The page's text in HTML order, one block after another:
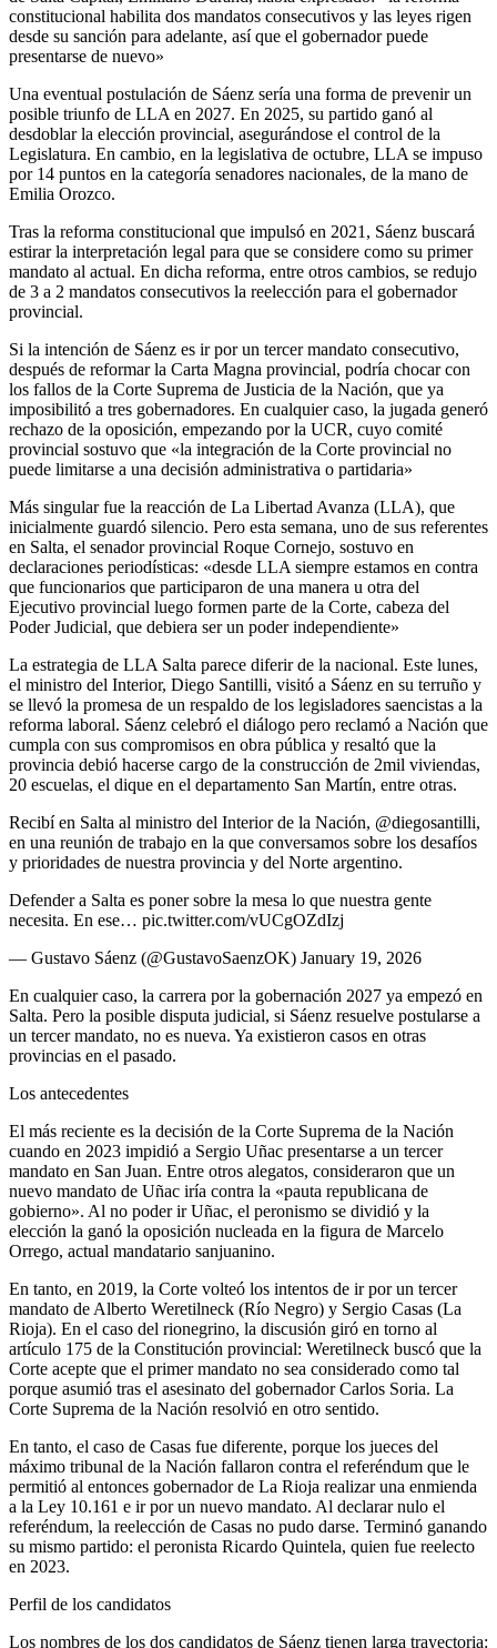
constitucional habilita dos mandatos consecutivos y las leyes rigen
desde su sanción para adelante, así que el gobernador puede
presentarse de nuevo»
Una eventual postulación de Sáenz sería una forma de prevenir un
posible triunfo de LLA en 2027. En 2025, su partido ganó al
desdoblar la elección provincial, asegurándose el control de la
Legislatura. En cambio, en la legislativa de octubre, LLA se impuso
por 14 puntos en la categoría senadores nacionales, de la mano de
Emilia Orozco.
Tras la reforma constitucional que impulsó en 2021, Sáenz buscará
estirar la interpretación legal para que se considere como su primer
mandato al actual. En dicha reforma, entre otros cambios, se redujo
de 3 a 2 mandatos consecutivos la reelección para el gobernador
provincial.
Si la intención de Sáenz es ir por un tercer mandato consecutivo,
después de reformar la Carta Magna provincial, podría chocar con
los fallos de la Corte Suprema de Justicia de la Nación, que ya
imposibilitó a tres gobernadores. En cualquier caso, la jugada generó
rechazo de la oposición, empezando por la UCR, cuyo comité
provincial sostuvo que «la integración de la Corte provincial no
puede limitarse a una decisión administrativa o partidaria»
Más singular fue la reacción de La Libertad Avanza (LLA), que
inicialmente guardó silencio. Pero esta semana, uno de sus referentes
en Salta, el senador provincial Roque Cornejo, sostuvo en
declaraciones periodísticas: «desde LLA siempre estamos en contra
que funcionarios que participaron de una manera u otra del
Ejecutivo provincial luego formen parte de la Corte, cabeza del
Poder Judicial, que debiera ser un poder independiente»
La estrategia de LLA Salta parece diferir de la nacional. Este lunes,
el ministro del Interior, Diego Santilli, visitó a Sáenz en su terruño y
se llevó la promesa de un respaldo de los legisladores saencistas a la
reforma laboral. Sáenz celebró el diálogo pero reclamó a Nación que
cumpla con sus compromisos en obra pública y resaltó que la
provincia debió hacerse cargo de la construcción de 2mil viviendas,
20 escuelas, el dique en el departamento San Martín, entre otras.
Recibí en Salta al ministro del Interior de la Nación, @diegosantilli,
en una reunión de trabajo en la que conversamos sobre los desafíos
y prioridades de nuestra provincia y del Norte argentino.
Defender a Salta es poner sobre la mesa lo que nuestra gente
necesita. En ese… pic.twitter.com/vUCgOZdIzj
— Gustavo Sáenz (@GustavoSaenzOK) January 19, 2026
En cualquier caso, la carrera por la gobernación 2027 ya empezó en
Salta. Pero la posible disputa judicial, si Sáenz resuelve postularse a
un tercer mandato, no es nueva. Ya existieron casos en otras
provincias en el pasado.
Los antecedentes
El más reciente es la decisión de la Corte Suprema de la Nación
cuando en 2023 impidió a Sergio Uñac presentarse a un tercer
mandato en San Juan. Entre otros alegatos, consideraron que un
nuevo mandato de Uñac iría contra la «pauta republicana de
gobierno». Al no poder ir Uñac, el peronismo se dividió y la
elección la ganó la oposición nucleada en la figura de Marcelo
Orrego, actual mandatario sanjuanino.
En tanto, en 2019, la Corte volteó los intentos de ir por un tercer
mandato de Alberto Weretilneck (Río Negro) y Sergio Casas (La
Rioja). En el caso del rionegrino, la discusión giró en torno al
artículo 175 de la Constitución provincial: Weretilneck buscó que la
Corte acepte que el primer mandato no sea considerado como tal
porque asumió tras el asesinato del gobernador Carlos Soria. La
Corte Suprema de la Nación resolvió en otro sentido.
En tanto, el caso de Casas fue diferente, porque los jueces del
máximo tribunal de la Nación fallaron contra el referéndum que le
permitió al entonces gobernador de La Rioja realizar una enmienda
a la Ley 10.161 e ir por un nuevo mandato. Al declarar nulo el
referéndum, la reelección de Casas no pudo darse. Terminó ganando
su mismo partido: el peronista Ricardo Quintela, quien fue reelecto
en 2023.
Perfil de los candidatos
Los nombres de los dos candidatos de Sáenz tienen larga trayectoria: